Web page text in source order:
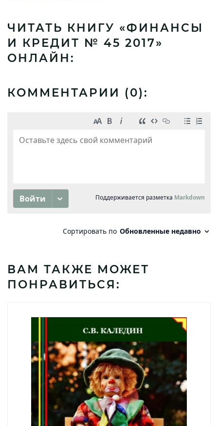
ЧИТАТЬ КНИГУ «ФИНАНСЫ
И КРЕДИТ № 45 2017»
ОНЛАЙН:
КОММЕНТАРИИ (0):
ВАМ ТАКЖЕ МОЖЕТ
ПОНРАВИТЬСЯ: